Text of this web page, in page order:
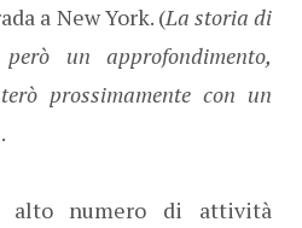
a New York. (La storia di
un approfondimento,
prossimamente con un
alto numero di attività